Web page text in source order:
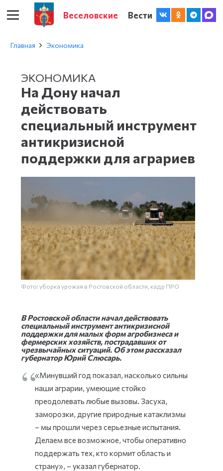
Веселовские Вести
Главная Экономика
ЭКОНОМИКА
На Дону начал
действовать
специальный инструмент
антикризисной
поддержки для аграриев
Фото: уборка урожая в Ростовской области, кадр ПРО
В Ростовской области начал действовать
специальный инструмент антикризисной
поддержки для малых форм агробизнеса и
фермерских хозяйств, пострадавших от
чрезвычайных ситуаций. Об этом рассказал
губернатор Юрий Слюсарь.
«Минувший год показал, насколько сильны
наши аграрии, умеющие стойко
преодолевать любые вызовы. Засуха,
заморозки, другие природные катаклизмы
– мы прошли через серьезные испытания.
Делаем все возможное, чтобы оперативно
поддержать тех, кто кормит область и
страну», – указал губернатор.